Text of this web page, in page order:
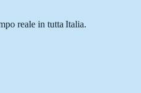
reale in tutta Italia.